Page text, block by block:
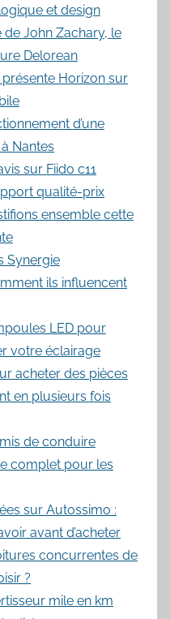
et design
de John Zachary, le
Delorean
présente Horizon sur
d’une
Nantes
sur Fiido c11
qualité-prix
ensemble cette
Synergie
ils influencent
LED pour
votre éclairage
acheter des pièces
en plusieurs fois
de conduire
complet pour les
sur Autossimo :
avant d’acheter
concurrentes de
?
mile en km